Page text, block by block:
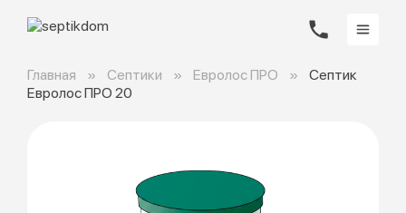
Главная Септики Евролос ПРО
Септик
Евролос ПРО 20